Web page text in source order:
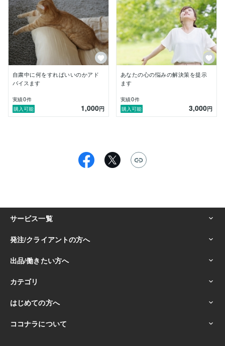
自粛中に何をすればいいのかアド
バイスます
実績0件
購入可能
1,000円
あなたの心の悩みの解決策を提示
ます
実績0件
購入可能
3,000円